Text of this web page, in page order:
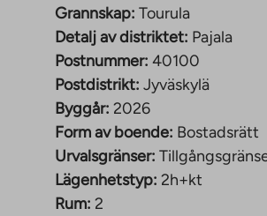
Grannskap: Tourula
Detalj av distriktet: Pajala
Postnummer: 40100
Postdistrikt: Jyväskylä
Byggår: 2026
Form av boende: Bostadsrätt
Urvalsgränser:
Lägenhetstyp: 2h+kt
Rum: 2